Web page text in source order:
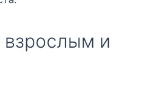
взрослым и